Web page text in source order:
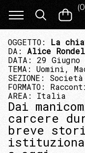
(0
OGGETTO: La
DA: Alice
DATA: 29 Giugno
TEMA: Uomini,
SEZIONE: Società
FORMATO:
AREA: Italia
Dai
carcere
breve